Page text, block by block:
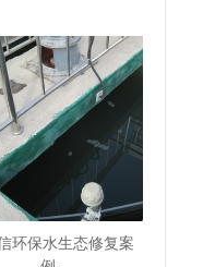
环保水生态修复案